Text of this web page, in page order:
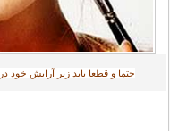
حتما و قطعا باید زیر آرایش